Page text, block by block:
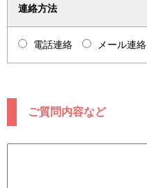
連絡方法
電話連絡 メール連絡
ご質問内容など